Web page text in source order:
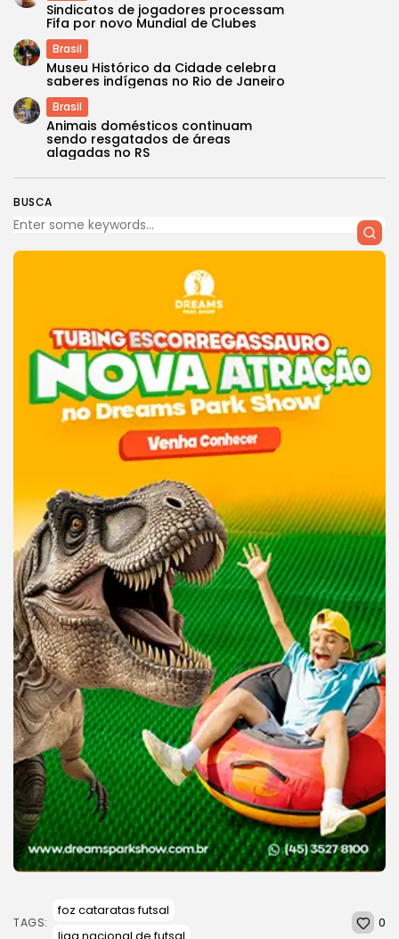
BUSCA
Sindicatos de jogadores processam
Fifa por novo Mundial de Clubes
Brasil
Museu Histórico da Cidade celebra
saberes indígenas no Rio de Janeiro
Brasil
Animais domésticos continuam
sendo resgatados de áreas
alagadas no RS
TAGS:
foz cataratas futsal
liga nacional de futsal
0